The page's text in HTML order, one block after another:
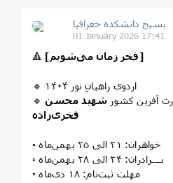
بسیج دانشکده‌ جغرافیا
01 January 2026 17:41
🔺 [فخر زمان می‌شویم]
🔹 اردوی راهیانِ نور ۱۴۰۴
آفرین کشور شهید محسن
فخری‌زاده
▫️ خواهران: ٢١ الی ٢٥ بهمن‌ماه
▫️ بـــرادران: ٢۴ الی ٢٨ بهمن‌ماه
▫️ مهلت ثبت‌نام: ١٨ دی‌ماه